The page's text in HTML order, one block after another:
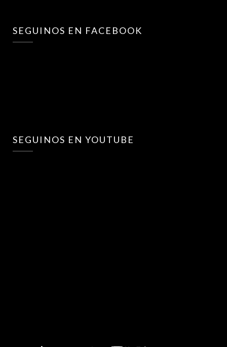
SEGUINOS EN FACEBOOK
SEGUINOS EN YOUTUBE